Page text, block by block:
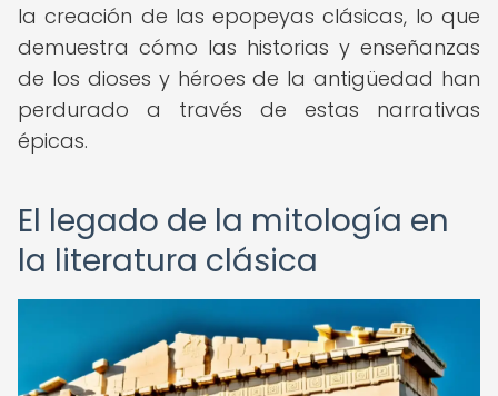
la creación de las epopeyas clásicas, lo que
demuestra cómo las historias y enseñanzas
de los dioses y héroes de la antigüedad han
perdurado a través de estas narrativas
épicas.
El legado de la mitología en
la literatura clásica